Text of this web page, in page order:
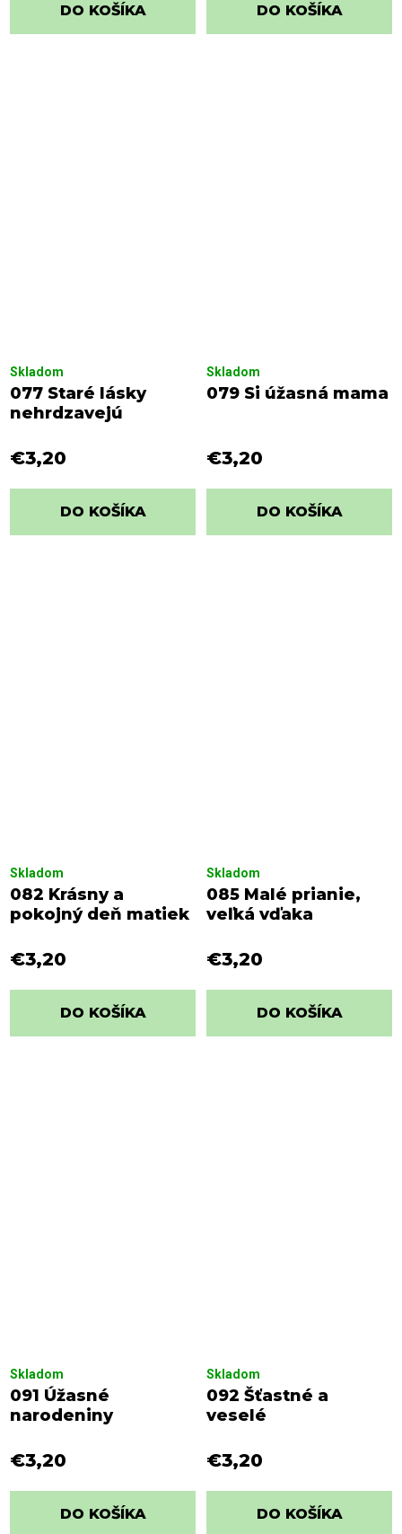
DO KOŠÍKA DO KOŠÍKA
077 Staré lásky
nehrdzavejú
Skladom
€3,20
DO KOŠÍKA
079 Si úžasná mama
Skladom
€3,20
DO KOŠÍKA
082 Krásny a
pokojný deň matiek
Skladom
€3,20
DO KOŠÍKA
085 Malé prianie,
veľká vďaka
Skladom
€3,20
DO KOŠÍKA
091 Úžasné
narodeniny
Skladom
€3,20
DO KOŠÍKA
092 Šťastné a
veselé
Skladom
€3,20
DO KOŠÍKA